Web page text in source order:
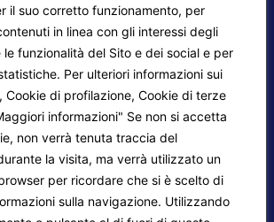
il suo corretto funzionamento, per
in linea con gli interessi degli
funzionalità del Sito e dei social e per
Per ulteriori informazioni sui
Cookie di profilazione, Cookie di terze
informazioni" Se non si accetta
non verrà tenuta traccia del
la visita, ma verrà utilizzato un
per ricordare che si è scelto di
sulla navigazione. Utilizzando
Contatti
Calendario corsi
Privacy Policy
Cookie Policy
Seguici su: